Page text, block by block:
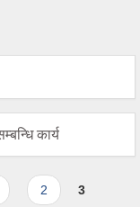
कार्य
2 3